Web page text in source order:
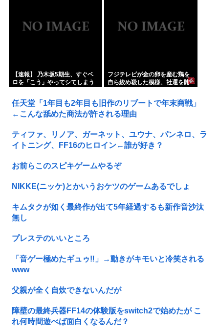
【速報】 乃木坂5期生、すぐベ
ロを「こう」やってシてしまう
フジテレビが金の卵を産む鶏を
自ら絞め殺した模様、社運を賭
りになってしまい……
任天堂「1年目も2年目も旧作のリブートで年末商戦」
←こんな舐めた商法が許される理由
ティファ、リノア、ガーネット、ユウナ、パンネロ、ラ
イトニング、FF16のヒロイン←誰が好き？
お前らこのスピキゲームやるぞ
NIKKE(ニッケ)とかいうおケツのゲームあるでしょ
キムタクが如く最終作が出て5年経過するも新作音沙汰
無し
プレステのいいところ
「音ゲー極めたギュゥ‼️」→動きがキモいと冷笑される
www
父親が全く自炊できないんだが
障壁の最終兵器FF14の体験版をswitch2で始めたが こ
れ何時間遊べば面白くなるんだ？